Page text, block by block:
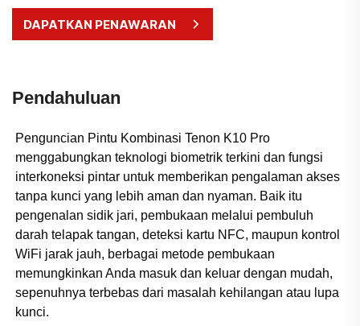
DAPATKAN PENAWARAN
Pendahuluan
Penguncian Pintu Kombinasi Tenon K10 Pro
menggabungkan teknologi biometrik terkini dan fungsi
interkoneksi pintar untuk memberikan pengalaman akses
tanpa kunci yang lebih aman dan nyaman. Baik itu
pengenalan sidik jari, pembukaan melalui pembuluh
darah telapak tangan, deteksi kartu NFC, maupun kontrol
WiFi jarak jauh, berbagai metode pembukaan
memungkinkan Anda masuk dan keluar dengan mudah,
sepenuhnya terbebas dari masalah kehilangan atau lupa
kunci.